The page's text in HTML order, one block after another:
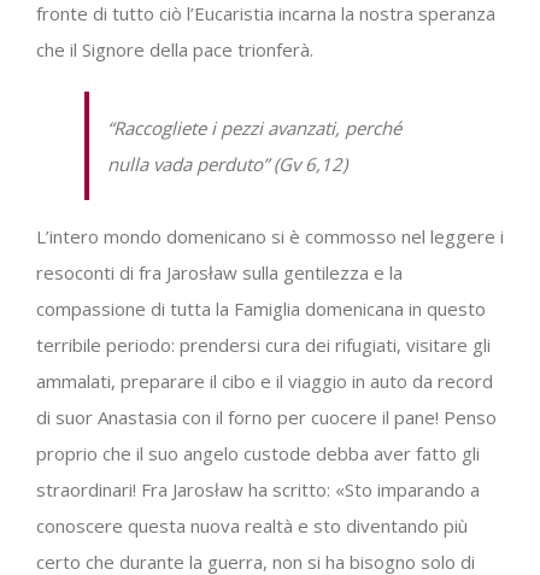
fronte di tutto ciò l’Eucaristia incarna la nostra speranza
che il Signore della pace trionferà.
“Raccogliete i pezzi avanzati, perché
nulla vada perduto”(Gv6,12)
L’intero mondo domenicano si è commosso nel leggere i
resoconti di fra Jarosław sulla gentilezza e la
compassione di tutta la Famiglia domenicana in questo
terribile periodo: prendersi cura dei rifugiati, visitare gli
ammalati, preparare il cibo e il viaggio in auto da record
di suor Anastasia con il forno per cuocere il pane! Penso
proprio che il suo angelo custode debba aver fatto gli
straordinari! Fra Jarosław ha scritto: «Sto imparando a
conoscere questa nuova realtà e sto diventando più
certo che durante la guerra, non si ha bisogno solo di